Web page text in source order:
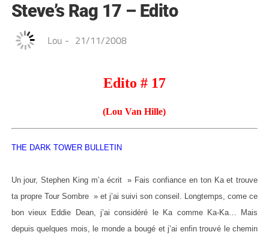
Steve’s Rag 17 – Edito
Lou - 21/11/2008
Edito # 17
(Lou Van Hille)
THE DARK TOWER BULLETIN
Un jour, Stephen King m’a écrit » Fais confiance en ton Ka et trouve
ta propre Tour Sombre » et j’ai suivi son conseil. Longtemps, come ce
bon vieux Eddie Dean, j’ai considéré le Ka comme Ka-Ka… Mais
depuis quelques mois, le monde a bougé et j’ai enfin trouvé le chemin